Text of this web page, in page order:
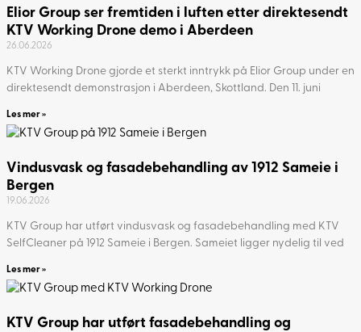
Elior Group ser fremtiden i luften etter direktesendt
KTV Working Drone demo i Aberdeen
26.06.2026
KTV Working Drone gjorde et sterkt inntrykk på Elior Group under en
direktesendt demonstrasjon i Aberdeen, Skottland. Den 11. juni
Les mer »
Vindusvask og fasadebehandling av 1912 Sameie i
Bergen
19.06.2026
KTV Group har utført vindusvask og fasadebehandling med KTV
SelfCleaner på 1912 Sameie i Bergen. Sameiet ligger nydelig til ved
Les mer »
KTV Group har utført fasadebehandling og